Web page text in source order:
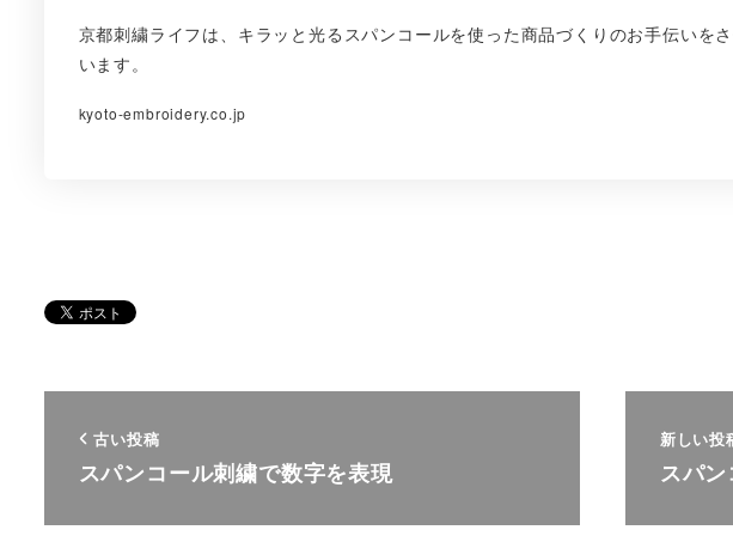
京都刺繍ライフは、キラッと光るスパンコールを使った商品づくりのお手伝いを
います。
kyoto-embroidery.co.jp
古い投稿
スパンコール刺繍で数字を表現
新しい投
スパ